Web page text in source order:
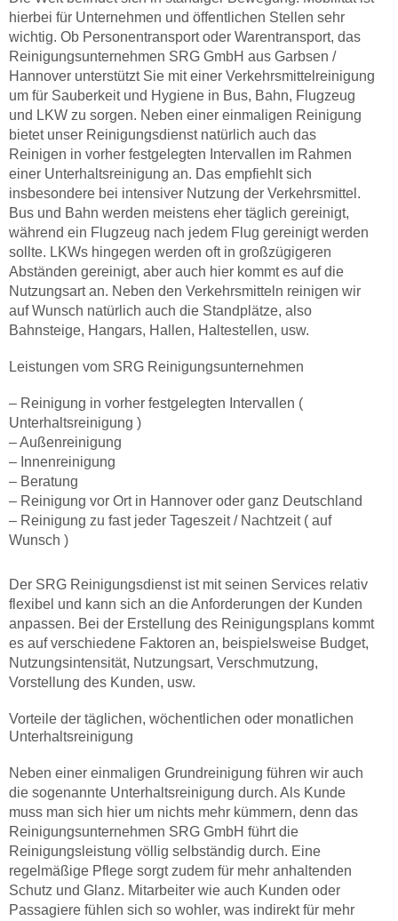
hierbei für Unternehmen und öffentlichen Stellen sehr
wichtig. Ob Personentransport oder Warentransport, das
Reinigungsunternehmen SRG GmbH aus Garbsen /
Hannover unterstützt Sie mit einer Verkehrsmittelreinigung
um für Sauberkeit und Hygiene in Bus, Bahn, Flugzeug
und LKW zu sorgen. Neben einer einmaligen Reinigung
bietet unser Reinigungsdienst natürlich auch das
Reinigen in vorher festgelegten Intervallen im Rahmen
einer Unterhaltsreinigung an. Das empfiehlt sich
insbesondere bei intensiver Nutzung der Verkehrsmittel.
Bus und Bahn werden meistens eher täglich gereinigt,
während ein Flugzeug nach jedem Flug gereinigt werden
sollte. LKWs hingegen werden oft in großzügigeren
Abständen gereinigt, aber auch hier kommt es auf die
Nutzungsart an. Neben den Verkehrsmitteln reinigen wir
auf Wunsch natürlich auch die Standplätze, also
Bahnsteige, Hangars, Hallen, Haltestellen, usw.
Leistungen vom SRG Reinigungsunternehmen
– Reinigung in vorher festgelegten Intervallen (
Unterhaltsreinigung )
– Außenreinigung
– Innenreinigung
– Beratung
– Reinigung vor Ort in Hannover oder ganz Deutschland
– Reinigung zu fast jeder Tageszeit / Nachtzeit ( auf
Wunsch )
Der SRG Reinigungsdienst ist mit seinen Services relativ
flexibel und kann sich an die Anforderungen der Kunden
anpassen. Bei der Erstellung des Reinigungsplans kommt
es auf verschiedene Faktoren an, beispielsweise Budget,
Nutzungsintensität, Nutzungsart, Verschmutzung,
Vorstellung des Kunden, usw.
Vorteile der täglichen, wöchentlichen oder monatlichen
Unterhaltsreinigung
Neben einer einmaligen Grundreinigung führen wir auch
die sogenannte Unterhaltsreinigung durch. Als Kunde
muss man sich hier um nichts mehr kümmern, denn das
Reinigungsunternehmen SRG GmbH führt die
Reinigungsleistung völlig selbständig durch. Eine
regelmäßige Pflege sorgt zudem für mehr anhaltenden
Schutz und Glanz. Mitarbeiter wie auch Kunden oder
Passagiere fühlen sich so wohler, was indirekt für mehr